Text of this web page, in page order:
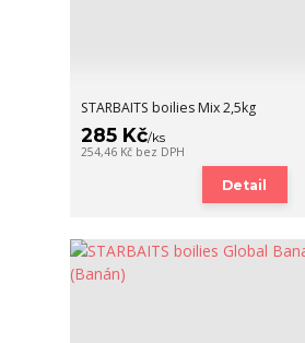
STARBAITS boilies Mix 2,5kg
285 Kč/ks
254,46 Kč bez DPH
Detail